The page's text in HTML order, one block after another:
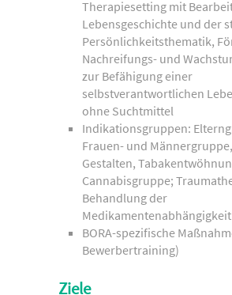
Therapiesetting mit
Lebensgeschichte und der
Persönlichkeitsthematik,
Nachreifungs- und
zur Befähigung einer
selbstverantwortlichen
ohne Suchtmittel
Indikationsgruppen:
Frauen- und
Gestalten,
Cannabisgruppe;
Behandlung der
Medikamentenabhängigkeit
BORA-spezifische
Bewerbertraining)
Ziele